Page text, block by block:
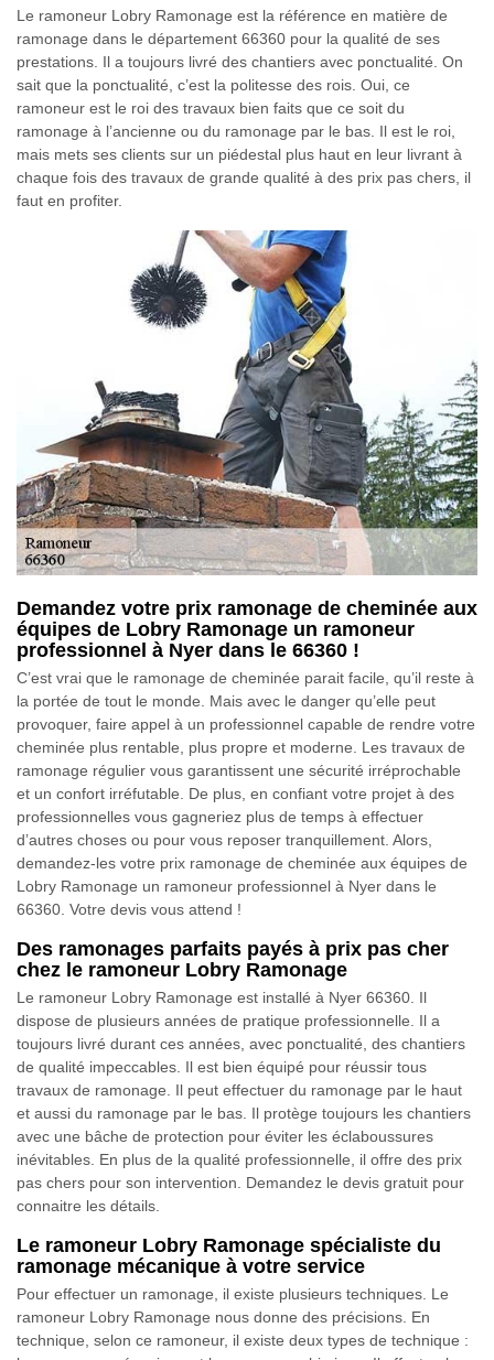
Le ramoneur Lobry Ramonage est la référence en matière de
ramonage dans le département 66360 pour la qualité de ses
prestations. Il a toujours livré des chantiers avec ponctualité. On
sait que la ponctualité, c’est la politesse des rois. Oui, ce
ramoneur est le roi des travaux bien faits que ce soit du
ramonage à l’ancienne ou du ramonage par le bas. Il est le roi,
mais mets ses clients sur un piédestal plus haut en leur livrant à
chaque fois des travaux de grande qualité à des prix pas chers, il
faut en profiter.
Demandez votre prix ramonage de cheminée aux
équipes de Lobry Ramonage un ramoneur
professionnel à Nyer dans le 66360 !
C’est vrai que le ramonage de cheminée parait facile, qu’il reste à
la portée de tout le monde. Mais avec le danger qu’elle peut
provoquer, faire appel à un professionnel capable de rendre votre
cheminée plus rentable, plus propre et moderne. Les travaux de
ramonage régulier vous garantissent une sécurité irréprochable
et un confort irréfutable. De plus, en confiant votre projet à des
professionnelles vous gagneriez plus de temps à effectuer
d’autres choses ou pour vous reposer tranquillement. Alors,
demandez-les votre prix ramonage de cheminée aux équipes de
Lobry Ramonage un ramoneur professionnel à Nyer dans le
66360. Votre devis vous attend !
Des ramonages parfaits payés à prix pas cher
chez le ramoneur Lobry Ramonage
Le ramoneur Lobry Ramonage est installé à Nyer 66360. Il
dispose de plusieurs années de pratique professionnelle. Il a
toujours livré durant ces années, avec ponctualité, des chantiers
de qualité impeccables. Il est bien équipé pour réussir tous
travaux de ramonage. Il peut effectuer du ramonage par le haut
et aussi du ramonage par le bas. Il protège toujours les chantiers
avec une bâche de protection pour éviter les éclaboussures
inévitables. En plus de la qualité professionnelle, il offre des prix
pas chers pour son intervention. Demandez le devis gratuit pour
connaitre les détails.
Le ramoneur Lobry Ramonage spécialiste du
ramonage mécanique à votre service
Pour effectuer un ramonage, il existe plusieurs techniques. Le
ramoneur Lobry Ramonage nous donne des précisions. En
technique, selon ce ramoneur, il existe deux types de technique :